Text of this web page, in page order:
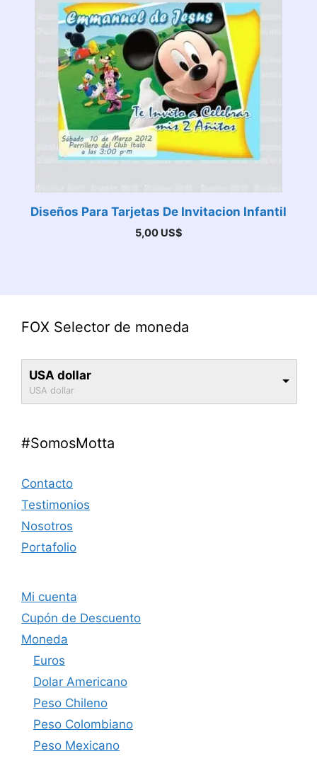
Diseños Para Tarjetas De Invitacion Infantil
5,00 US$
FOX Selector de moneda
USA dollar
USA dollar
#SomosMotta
Contacto
Testimonios
Nosotros
Portafolio
Mi cuenta
Cupón de Descuento
Moneda
Euros
Dolar Americano
Peso Chileno
Peso Colombiano
Peso Mexicano